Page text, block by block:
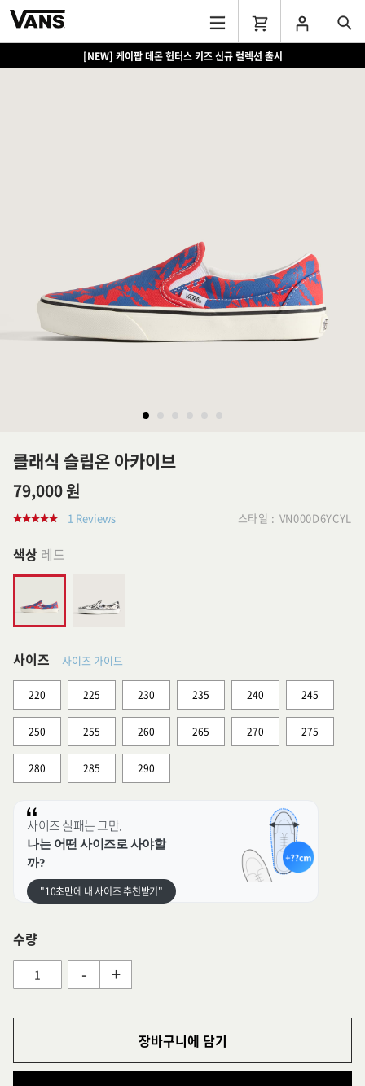
[NEW] 케이팝 데몬 헌터스 키즈 신규 컬렉션 출시
클래식 슬립온 아카이브
79,000 원
1 Reviews 스타일 : VN000D6YCYL
색상 레드
사이즈 사이즈 가이드
220 225 230 235 240 245
250 255 260 265 270 275
280 285 290
사이즈 실패는 그만.
나는 어떤 사이즈로 사야할
까?
"10초만에 내 사이즈 추천받기"
수량
- +
장바구니에 담기